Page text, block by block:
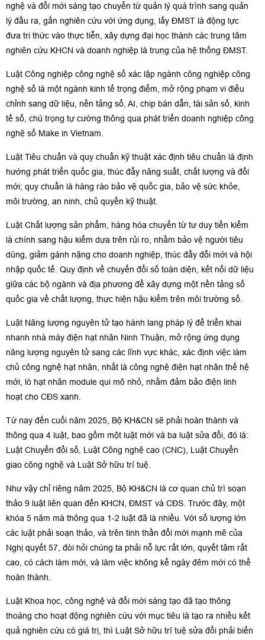
nghệ và đổi mới sáng tạo chuyển từ quản lý quá trình sang quản
lý đầu ra, gắn nghiên cứu với ứng dụng, lấy ĐMST là động lực
đưa tri thức vào thực tiễn, xây dựng đại học thành các trung tâm
nghiên cứu KHCN và doanh nghiệp là trung của hệ thống ĐMST.
Luật Công nghiệp công nghệ số xác lập ngành công nghiệp công
nghệ số là một ngành kinh tế trọng điểm, mở rộng phạm vi điều
chỉnh sang dữ liệu, nền tảng số, AI, chip bán dẫn, tài sản số, kinh
tế số, chú trọng tự cường thông qua phát triển doanh nghiệp công
nghệ số Make in Vietnam.
Luật Tiêu chuẩn và quy chuẩn kỹ thuật xác định tiêu chuẩn là định
hướng phát triển quốc gia, thúc đẩy năng suất, chất lượng và đổi
mới; quy chuẩn là hàng rào bảo vệ quốc gia, bảo vệ sức khỏe,
môi trường, an ninh, chủ quyền kỹ thuật.
Luật Chất lượng sản phẩm, hàng hóa chuyển từ tư duy tiền kiểm
là chính sang hậu kiểm dựa trên rủi ro, nhằm bảo vệ người tiêu
dùng, giảm gánh nặng cho doanh nghiệp, thúc đẩy đổi mới và hội
nhập quốc tế. Quy định về chuyển đổi số toàn diện, kết nối dữ liệu
giữa các bộ ngành và địa phương để xây dựng một nền tảng số
quốc gia về chất lượng, thực hiện hậu kiểm trên môi trường số.
Luật Năng lượng nguyên tử tạo hành lang pháp lý để triển khai
nhanh nhà máy điện hạt nhân Ninh Thuận, mở rộng ứng dụng
năng lượng nguyên tử sang các lĩnh vực khác, xác định việc làm
chủ công nghệ hạt nhân, nhất là công nghệ điện hạt nhân thế hệ
mới, lò hạt nhân module qui mô nhỏ, nhằm đảm bảo điện linh
hoạt cho CĐS xanh.
Từ nay đến cuối năm 2025, Bộ KH&CN sẽ phải hoàn thành và
thông qua 4 luật, bao gồm một luật mới và ba luật sửa đổi, đó là:
Luật Chuyển đổi số, Luật Công nghệ cao (CNC), Luật Chuyển
giao công nghệ và Luật Sở hữu trí tuệ.
Như vậy chỉ riêng năm 2025, Bộ KH&CN là cơ quan chủ trì soạn
thảo 9 luật liên quan đến KHCN, ĐMST và CĐS. Trước đây, một
khóa 5 năm mà thông qua 1-2 luật đã là nhiều. Với số lượng lớn
các luật phải soạn thảo, và trên tinh thần đổi mới mạnh mẽ của
Nghị quyết 57, đòi hỏi chúng ta phải nỗ lực rất lớn, quyết tâm rất
cao, có cách làm mới, và làm việc không kể ngày đêm mới có thể
hoàn thành.
Luật Khoa học, công nghệ và đổi mới sáng tạo đã tạo thông
thoáng cho hoạt động nghiên cứu với mục tiêu là tạo ra nhiều kết
quả nghiên cứu có giá trị, thì Luật Sở hữu trí tuệ sửa đổi phải biến